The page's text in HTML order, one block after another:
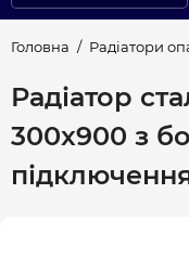
Головна Радіатори
Радіатор
300x900 з